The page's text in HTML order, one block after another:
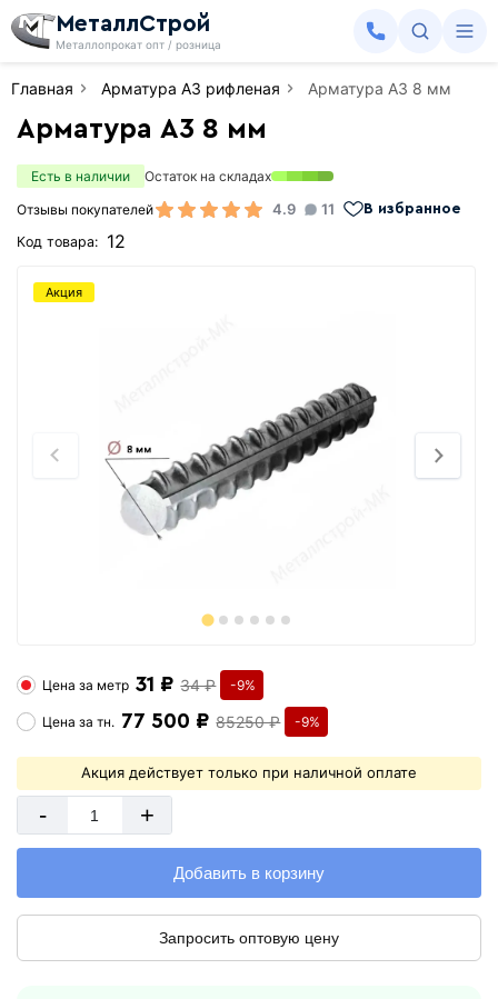
МеталлСтрой
Металлопрокат опт / розница
Главная Арматура А3 рифленая Арматура А3 8 мм
Арматура А3 8 мм
Есть в наличии
Остаток на складах
Отзывы покупателей
4.9 11 В избранное
Код товара: 12
Акция
Цена за метр 31 ₽ 34 ₽ -9%
Цена затн. 77 500 ₽ 85250 ₽ -9%
Акция действует только при наличной оплате
- +
Добавить в корзину
Запросить оптовую цену